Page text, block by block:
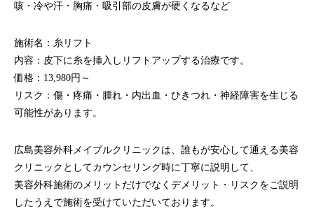
咳・冷や汗・胸痛・吸引部の皮膚が硬くなるなど
施術名： 糸リフト
内容：皮下に糸を挿入しリフトアップする治療です。
価格：13,980円～
リスク：傷・疼痛・腫れ・内出血・ひきつれ・神経障害を生じる
可能性があります。
広島美容外科メイプルクリニックは、誰もが安心して通える美容
クリニックとしてカウンセリング時に丁寧に説明して、
美容外科施術のメリットだけでなくデメリット・リスクをご説明
したうえで施術を受けていただいております。